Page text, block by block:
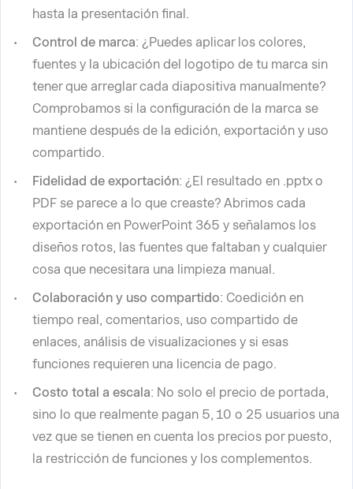
hasta la presentación final.
Control de marca: ¿Puedes aplicar los colores,
fuentes y la ubicación del logotipo de tu marca sin
tener que arreglar cada diapositiva manualmente?
Comprobamos si la configuración de la marca se
mantiene después de la edición, exportación y uso
compartido.
Fidelidad de exportación: ¿El resultado en .pptx o
PDF se parece a lo que creaste? Abrimos cada
exportación en PowerPoint 365 y señalamos los
diseños rotos, las fuentes que faltaban y cualquier
cosa que necesitara una limpieza manual.
Colaboración y uso compartido: Coedición en
tiempo real, comentarios, uso compartido de
enlaces, análisis de visualizaciones y si esas
funciones requieren una licencia de pago.
Costo total a escala: No solo el precio de portada,
sino lo que realmente pagan 5, 10 o 25 usuarios una
vez que se tienen en cuenta los precios por puesto,
la restricción de funciones y los complementos.